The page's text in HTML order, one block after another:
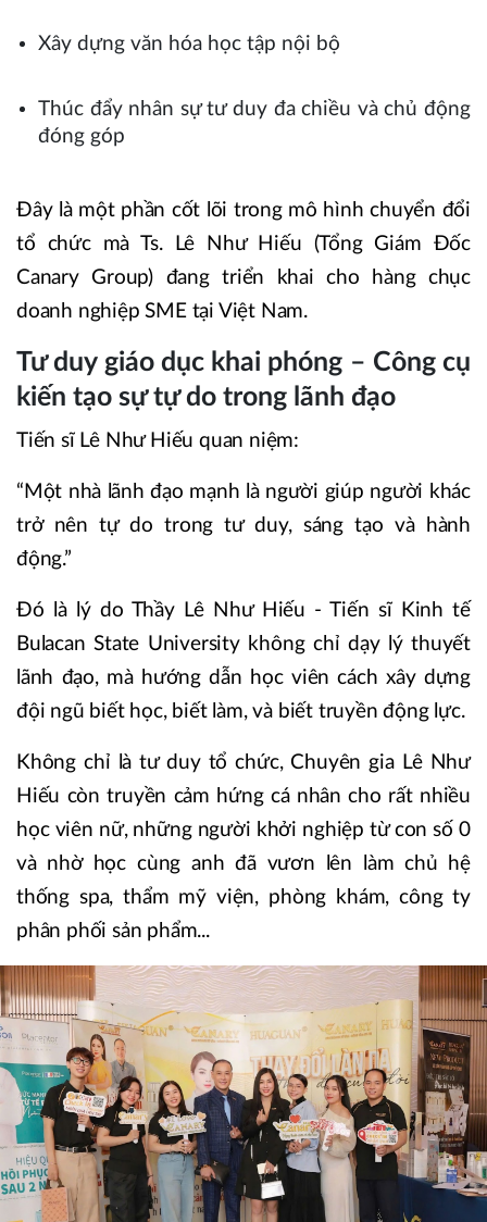
Xây dựng văn hóa học tập nội bộ
Thúc đẩy nhân sự tư duy đa chiều và chủ động
đóng góp
Đây là một phần cốt lõi trong mô hình chuyển đổi
tổ chức mà Ts. Lê Như Hiếu (Tổng Giám Đốc
Canary Group) đang triển khai cho hàng chục
doanh nghiệp SME tại Việt Nam.
Tư duy giáo dục khai phóng – Công cụ
kiến tạo sự tự do trong lãnh đạo
Tiến sĩ Lê Như Hiếu quan niệm:
“Một nhà lãnh đạo mạnh là người giúp người khác
trở nên tự do trong tư duy, sáng tạo và hành
động.”
Đó là lý do Thầy Lê Như Hiếu - Tiến sĩ Kinh tế
Bulacan State University không chỉ dạy lý thuyết
lãnh đạo, mà hướng dẫn học viên cách xây dựng
đội ngũ biết học, biết làm, và biết truyền động lực.
Không chỉ là tư duy tổ chức, Chuyên gia Lê Như
Hiếu còn truyền cảm hứng cá nhân cho rất nhiều
học viên nữ, những người khởi nghiệp từ con số 0
và nhờ học cùng anh đã vươn lên làm chủ hệ
thống spa, thẩm mỹ viện, phòng khám, công ty
phân phối sản phẩm...